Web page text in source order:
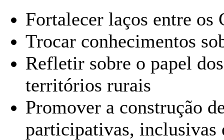
Fortalecer laços entre os
Trocar conhecimentos
Refletir sobre o papel
territórios rurais
Promover a construção
participativas, inclusivas